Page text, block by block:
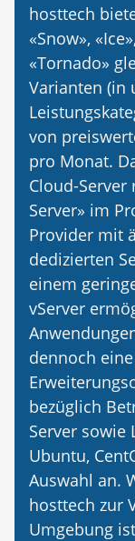
hosttech
«Snow»,
«Tornado»
Varianten (in
von
pro Monat.
Cloud-Server
Server» im
Provider mit
dedizierten
einem
vServer
dennoch
bezüglich
Server
Ubuntu,
Auswahl an.
hosttech zur
Umgebung